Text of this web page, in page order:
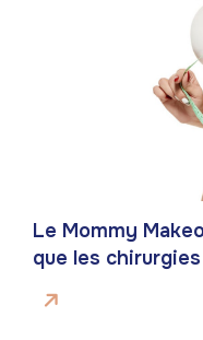
Le Mommy
que les